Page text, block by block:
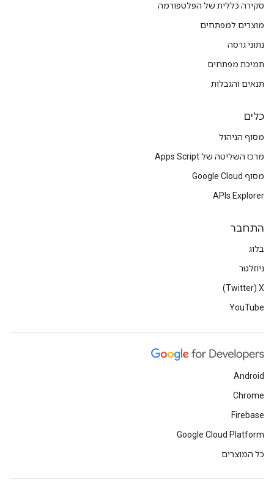
סקירה כללית של הפלטפורמה
מוצרים למפתחים
נתוני גרסה
תמיכת מפתחים
תנאים והגבלות
כלים
מסוף הניהול
מרכז השליטה של Apps Script
מסוף Google Cloud
APIs Explorer
התחבר
בלוג
ניוזלטר
X‏ (Twitter)
YouTube
Android
Chrome
Firebase
Google Cloud Platform
כל המוצרים